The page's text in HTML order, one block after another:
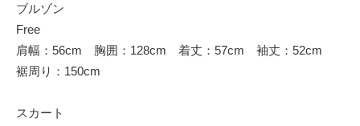
ブルゾン
Free
肩幅：56cm 胸囲：128cm 着丈：57cm 袖丈：52cm
裾周り：150cm
スカート